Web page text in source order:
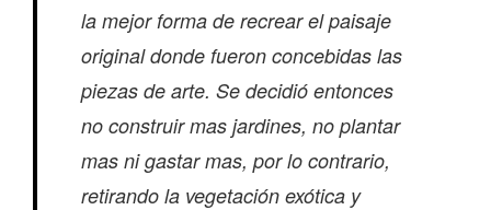
la mejor forma de recrear el paisaje
original donde fueron concebidas las
piezas de arte. Se decidió entonces
no construir mas jardines, no plantar
mas ni gastar mas, por lo contrario,
retirando la vegetación exótica y